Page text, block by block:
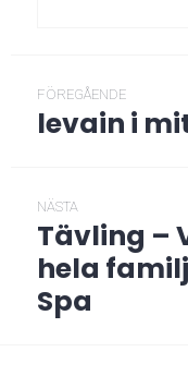
FÖREGÅENDE
Föregående
levain i
NÄSTA
Nästa
post:
Tävling –
hela
Spa